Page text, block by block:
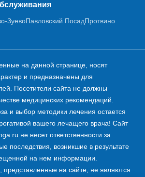
ЗуевоПавловский ПосадПротвино
на данной странице, носят
и предназначены для
Посетители сайта не должны
медицинских рекомендаций.
и выбор методики лечения остается
вашего лечащего врача! Сайт
не несет ответственности за
последствия, возникшие в результате
на нем информации.
на сайте, не являются